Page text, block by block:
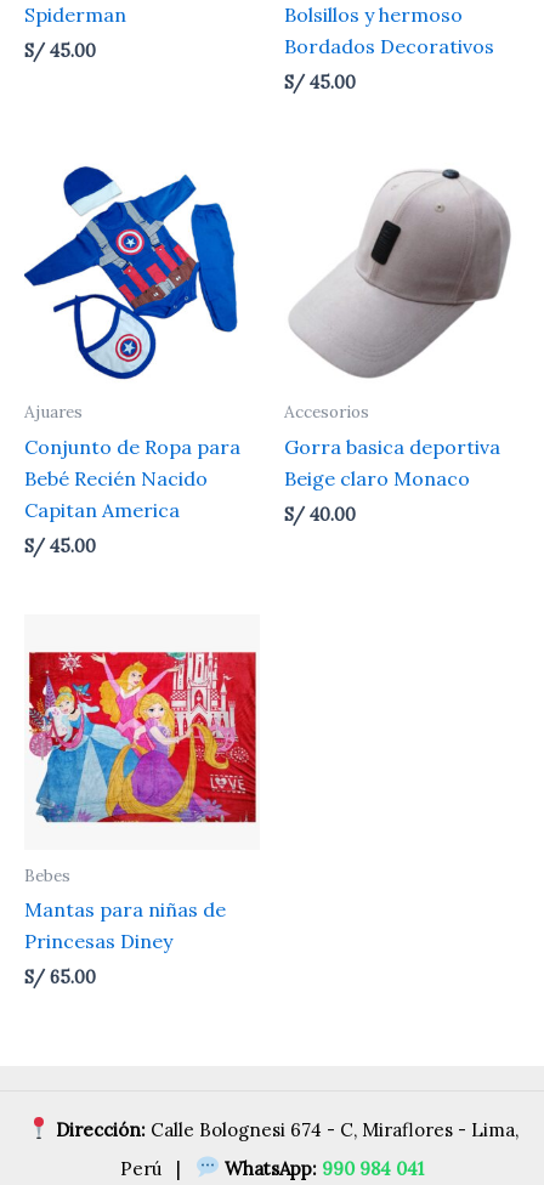
Spiderman
S/45.00
Bolsillos y hermoso
Bordados Decorativos
S/45.00
Ajuares
Conjunto de Ropa para
Bebé Recién Nacido
Capitan America
S/45.00
Accesorios
Gorra basica deportiva
Beige claro Monaco
S/40.00
Bebes
Mantas para niñas de
Princesas Diney
S/ 65.00
Dirección:Calle Bolognesi 674 - C, Miraflores - Lima,
Perú |
WhatsApp: 990 984 041